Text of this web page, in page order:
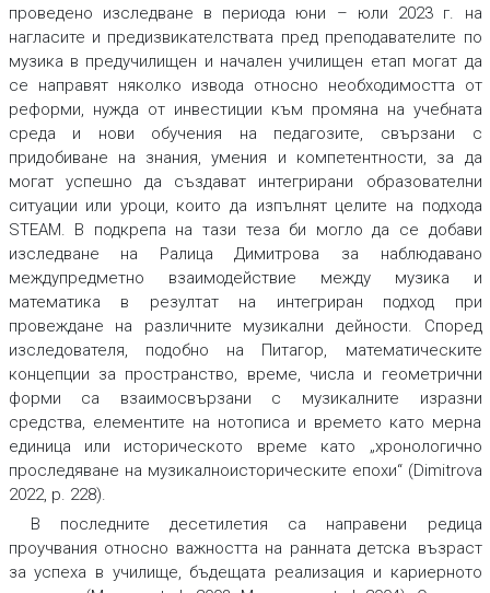
проведено изследване в периода юни – юли 2023 г. на
нагласите и предизвикателствата пред преподавателите по
музика в предучилищен и начален училищен етап могат да
се направят няколко извода относно необходимостта от
реформи, нужда от инвестиции към промяна на учебната
среда и нови обучения на педагозите, свързани с
придобиване на знания, умения и компетентности, за да
могат успешно да създават интегрирани образователни
ситуации или уроци, които да изпълнят целите на подхода
STEAM. В подкрепа на тази теза би могло да се добави
изследване на Ралица Димитрова за наблюдавано
междупредметно взаимодействие между музика и
математика в резултат на интегриран подход при
провеждане на различните музикални дейности. Според
изследователя, подобно на Питагор, математическите
концепции за пространство, време, числа и геометрични
форми са взаимосвързани с музикалните изразни
средства, елементите на нотописа и времето като мерна
единица или историческото време като „хронологично
проследяване на музикалноисторическите епохи“ (Dimitrova
2022, p. 228).
В последните десетилетия са направени редица
проучвания относно важността на ранната детска възраст
за успеха в училище, бъдещата реализация и кариерното